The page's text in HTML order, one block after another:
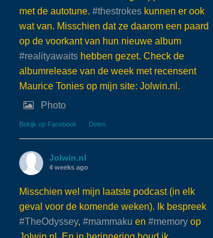
met de autotune. #thestrokes kunnen er ook
wat van. Misschien dat ze daarom een paard
op de voorkant van hun nieuwe album
#realityawaits hebben gezet. Check de
albumrelease van de week met recensent
Maurice Tonies op mijn site: Jolwin.nl.
Photo
Bekijk op Facebook · Delen
Jolwin.nl
4 weeks ago
Misschien wel mijn laatste podcast (in elk
geval voor de komende weken). Ik bespreek
#TheOdyssey, #mammaku en #memory op